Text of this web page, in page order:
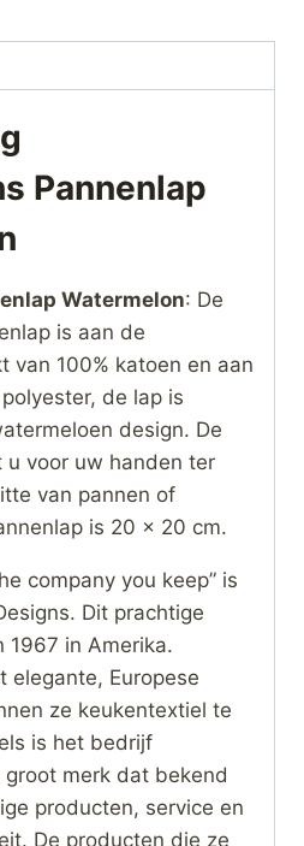
Pannenlap
Watermelon: De
is aan de
van 100% katoen en aan
de lap is
design. De
u voor uw handen ter
van pannen of
is 20 x 20 cm.
company you keep” is
Dit prachtige
1967 in Amerika.
elegante, Europese
ze keukentextiel te
is het bedrijf
merk dat bekend
producten, service en
De producten die ze